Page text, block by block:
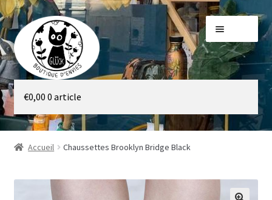
Aller
à
la
navigation
Aller
au
contenu
Galerie
Boutique
€0,00 0 article
Accueil Chaussettes Brooklyn Bridge Black